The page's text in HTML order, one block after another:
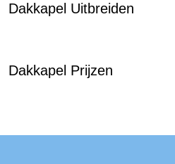
Dakkapel Uitbreiden
Dakkapel Prijzen